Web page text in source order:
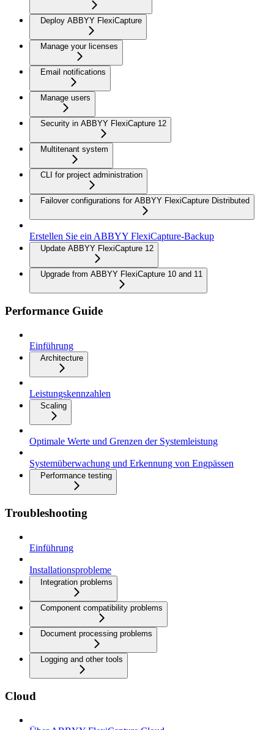
Deploy ABBYY FlexiCapture
Manage your licenses
Email notifications
Manage users
Security in ABBYY FlexiCapture 12
Multitenant system
CLI for project administration
Failover configurations for ABBYY FlexiCapture Distributed
Erstellen Sie ein ABBYY FlexiCapture-Backup
Update ABBYY FlexiCapture 12
Upgrade from ABBYY FlexiCapture 10 and 11
Performance Guide
Einführung
Architecture
Leistungskennzahlen
Scaling
Optimale Werte und Grenzen der Systemleistung
Systemüberwachung und Erkennung von Engpässen
Performance testing
Troubleshooting
Einführung
Installationsprobleme
Integration problems
Component compatibility problems
Document processing problems
Logging and other tools
Cloud